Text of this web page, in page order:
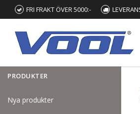
FRI FRAKT ÖVER 5000:-
PRODUKTER
Nya produkter